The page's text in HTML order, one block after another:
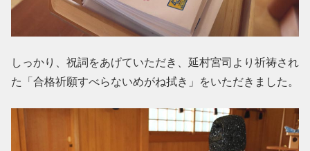
しっかり、祝詞をあげていただき、延村宮司より祈祷され
た「合格祈願すべらないめがね拭き」をいただきました。